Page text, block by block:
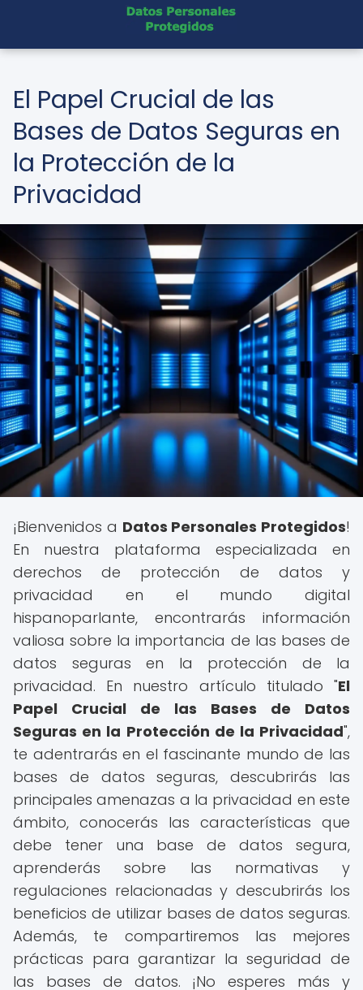
El Papel Crucial de las
Bases de Datos Seguras en
la Protección de la
Privacidad
¡Bienvenidos a Datos Personales Protegidos!
En nuestra plataforma especializada en
derechos de protección de datos y
privacidad en el mundo digital
hispanoparlante, encontrarás información
valiosa sobre la importancia de las bases de
datos seguras en la protección de la
privacidad. En nuestro artículo titulado "El
Papel Crucial de las Bases de Datos
Seguras en la Protección de la Privacidad",
te adentrarás en el fascinante mundo de las
bases de datos seguras, descubrirás las
principales amenazas a la privacidad en este
ámbito, conocerás las características que
debe tener una base de datos segura,
aprenderás sobre las normativas y
regulaciones relacionadas y descubrirás los
beneficios de utilizar bases de datos seguras.
Además, te compartiremos las mejores
prácticas para garantizar la seguridad de
las bases de datos. ¡No esperes más y